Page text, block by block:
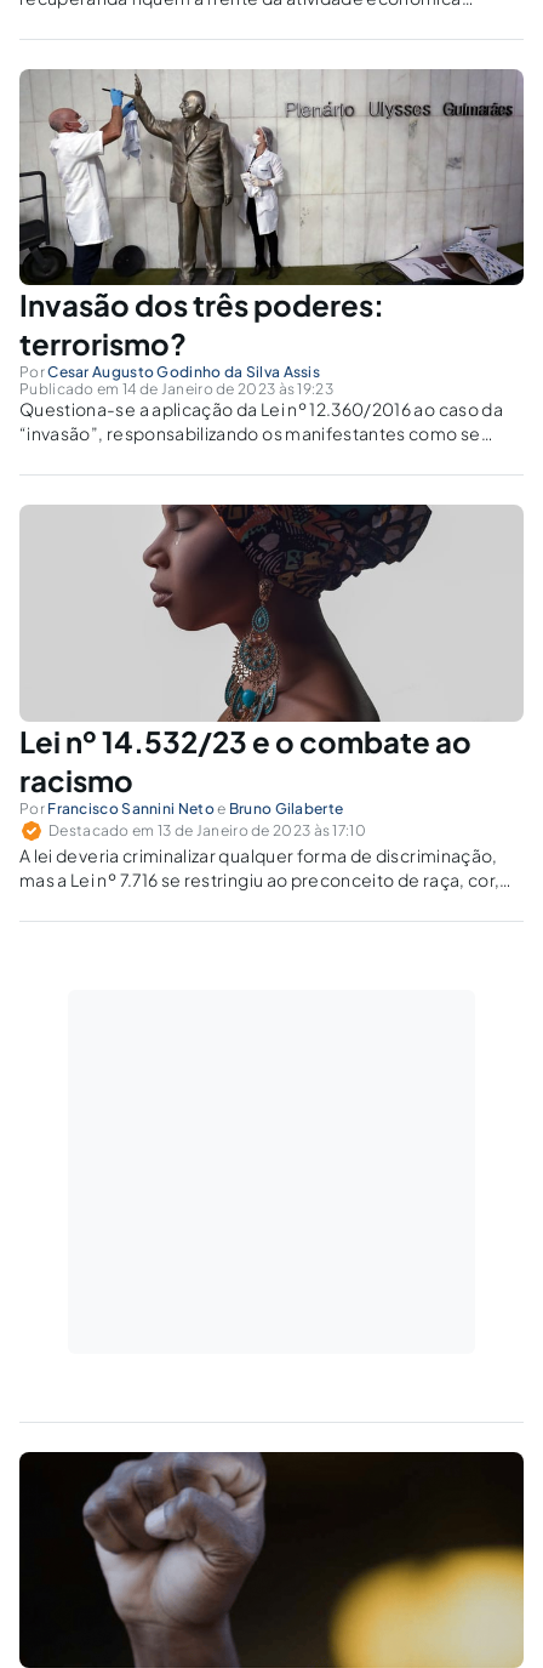
Invasão dos três poderes:
terrorismo?
PorCesar Augusto Godinho da Silva Assis
Publicado em 14 de Janeiro de 2023 às 19:23
Questiona-se a aplicação da Lei nº 12.360/2016 ao caso da
“invasão”, responsabilizando os manifestantes como se
Lei nº 14.532/23 e o combate ao
racismo
Por Francisco Sannini Netoe Bruno Gilaberte
Destacado em 13 de Janeiro de 2023 às 17:10
A lei deveria criminalizar qualquer forma de discriminação,
mas a Lei nº 7.716 se restringiu ao preconceito de raça, cor,